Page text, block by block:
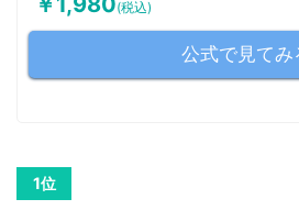
ス成分】ヘマチン（毛髪補修・毛髪
チド（毛髪補修成分）【美髪ケア成
ド-3、アカツメクサ花エキス、ジヒ
HCl（毛髪補修・保湿成分）【ダメー
ンジオール）クロスポリマー（毛髪
(税込)
公式で見てみ